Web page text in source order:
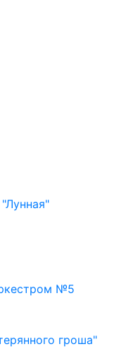
№5
гроша"